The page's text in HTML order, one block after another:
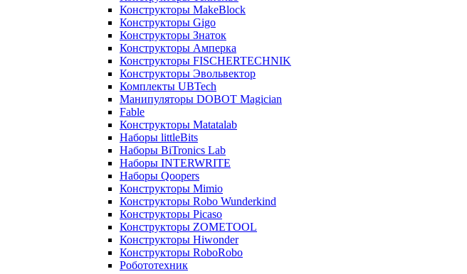
Конструкторы MakeBlock
Конструкторы Gigo
Конструкторы Знаток
Конструкторы Амперка
Конструкторы FISCHERTECHNIK
Конструкторы Эвольвектор
Комплекты UBTech
Манипуляторы DOBOT Magician
Fable
Конструкторы Matatalab
Наборы littleBits
Наборы BiTronics Lab
Наборы INTERWRITE
Наборы Qoopers
Конструкторы Mimio
Конструкторы Robo Wunderkind
Конструкторы Picaso
Конструкторы ZOMETOOL
Конструкторы Hiwonder
Конструкторы RoboRobo
Робототехник